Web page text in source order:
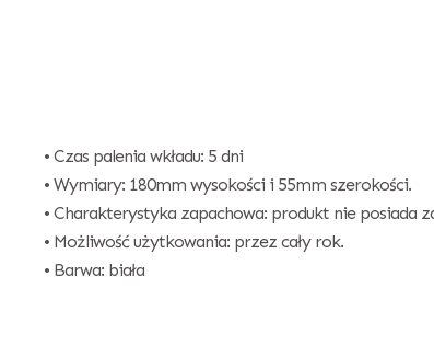
• Czas palenia wkładu: 5 dni
• Wymiary: 180mm wysokości i 55mm szerokości.
• Charakterystyka zapachowa: produkt nie posiada
• Możliwość użytkowania: przez cały rok.
• Barwa: biała